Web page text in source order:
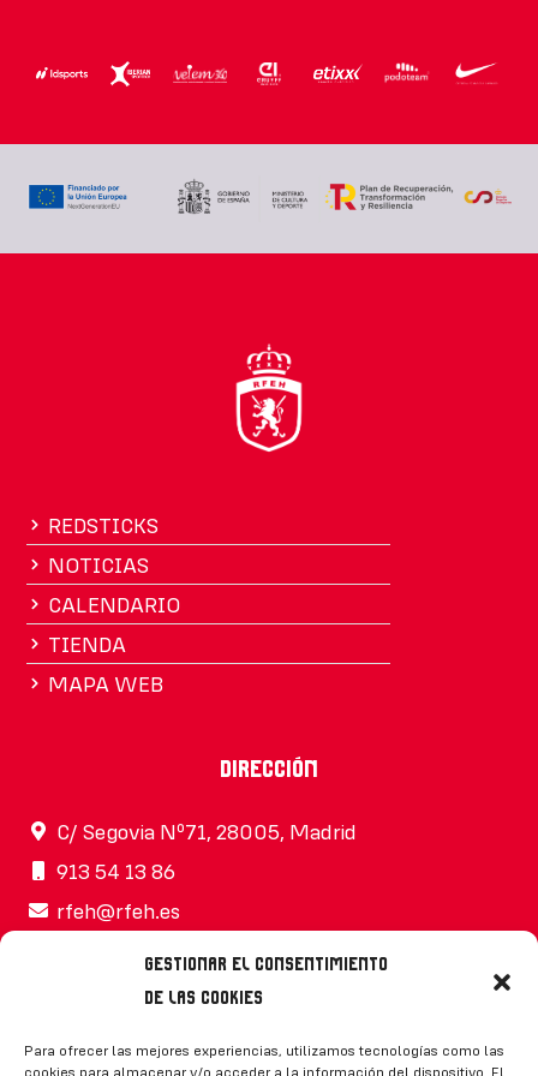
Gestionar el consentimiento
de las cookies
Para ofrecer las mejores experiencias, utilizamos tecnologías como las
cookies para almacenar y/o acceder a la información del dispositivo. El
REDSTICKS
NOTICIAS
CALENDARIO
TIENDA
MAPA WEB
Dirección
C/ Segovia Nº71, 28005, Madrid
913 54 13 86
rfeh@rfeh.es
Síguenos